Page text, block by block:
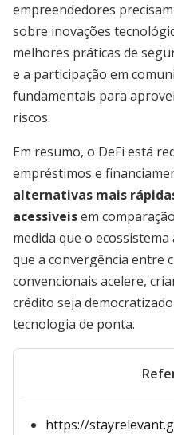
empreendedores
sobre inovações
melhores práticas de
e a participação em
fundamentais para
riscos.
Em resumo, o DeFi está
empréstimos e
alternativas mais
acessíveisem
medida que o
que a convergência entre
convencionais acelere,
crédito seja
tecnologia de ponta.
https://